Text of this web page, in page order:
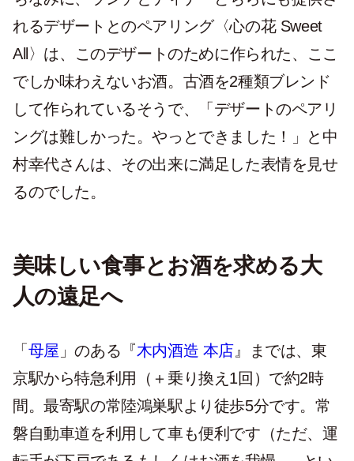
れるデザートとのペアリング〈心の花 Sweet
All〉は、このデザートのために作られた、ここ
でしか味わえないお酒。古酒を2種類ブレンド
して作られているそうで、「デザートのペアリ
ングは難しかった。やっとできました！」と中
村幸代さんは、その出来に満足した表情を見せ
るのでした。
美味しい食事とお酒を求める大
人の遠足へ
「母屋 」のある『木内酒造 本店 』までは、東
京駅から特急利用（＋乗り換え1回）で約2時
間。最寄駅の常陸鴻巣駅より徒歩5分です。常
磐自動車道を利用して車も便利です（ただ、運